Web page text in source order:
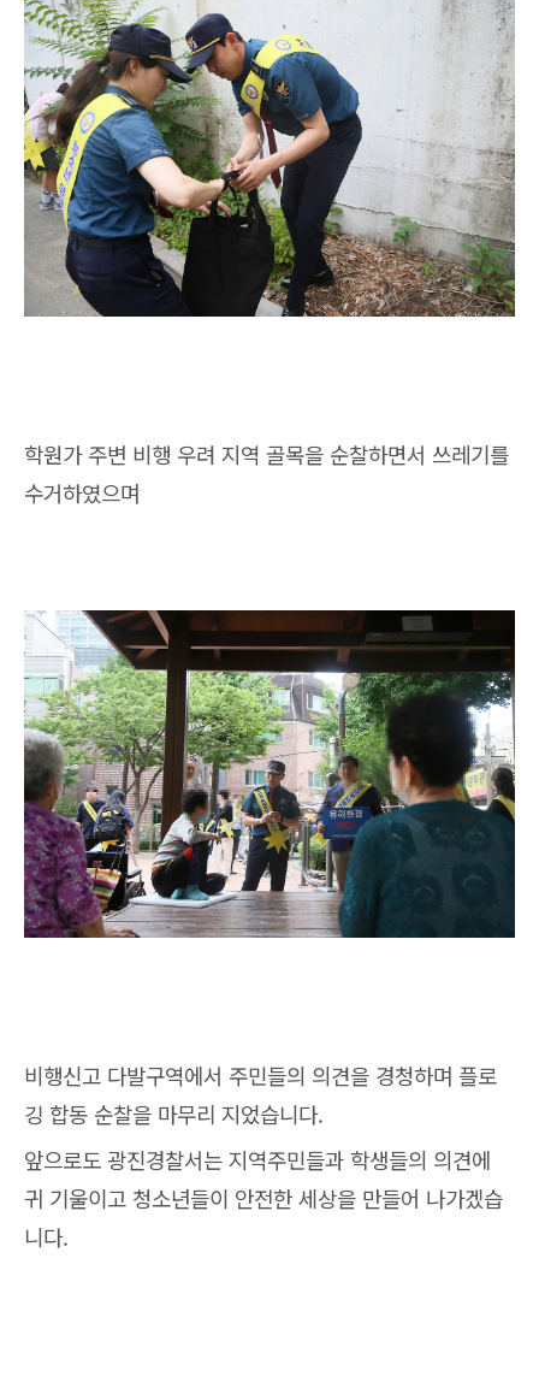
학원가 주변 비행 우려 지역 골목을 순찰하면서 쓰레기를
수거하였으며
비행신고 다발구역에서 주민들의 의견을 경청하며 플로
깅 합동 순찰을 마무리 지었습니다.
앞으로도 광진경찰서는 지역주민들과 학생들의 의견에
귀 기울이고 청소년들이 안전한 세상을 만들어 나가겠습
니다.